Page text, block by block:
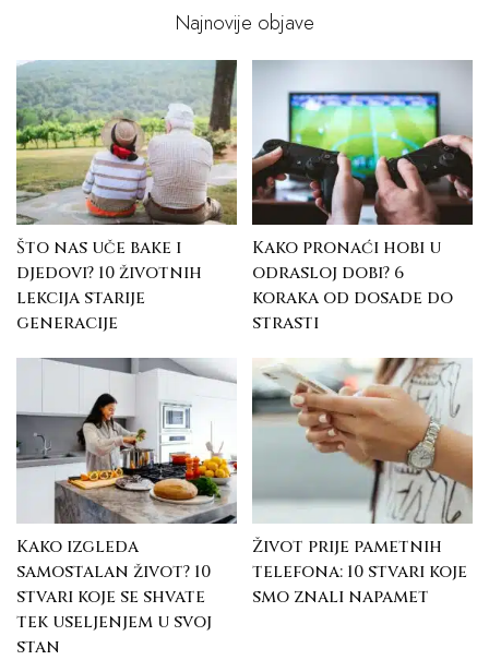
Najnovije objave
Što nas uče bake i
djedovi? 10 životnih
lekcija starije
generacije
Kako pronaći hobi u
odrasloj dobi? 6
koraka od dosade do
strasti
Kako izgleda
samostalan život? 10
stvari koje se shvate
tek useljenjem u svoj
stan
Život prije pametnih
telefona: 10 stvari koje
smo znali napamet